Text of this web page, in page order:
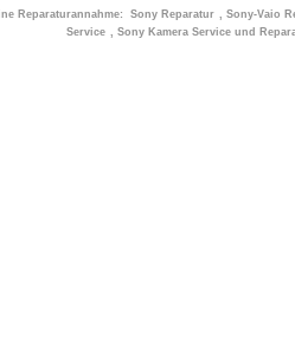
Reparaturannahme: Sony Reparatur , Sony-Vaio
Service , Sony Kamera Service und